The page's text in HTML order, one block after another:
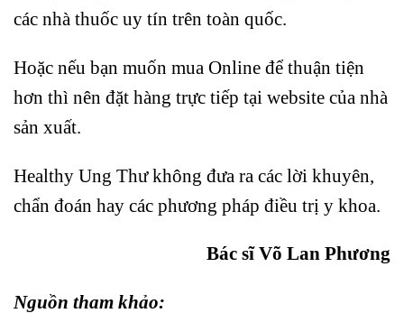
các nhà thuốc uy tín trên toàn quốc.
Hoặc nếu bạn muốn mua Online để thuận tiện
hơn thì nên đặt hàng trực tiếp tại website của nhà
sản xuất.
Healthy Ung Thư không đưa ra các lời khuyên,
chẩn đoán hay các phương pháp điều trị y khoa.
Bác sĩ Võ Lan Phương
Nguồn tham khảo: